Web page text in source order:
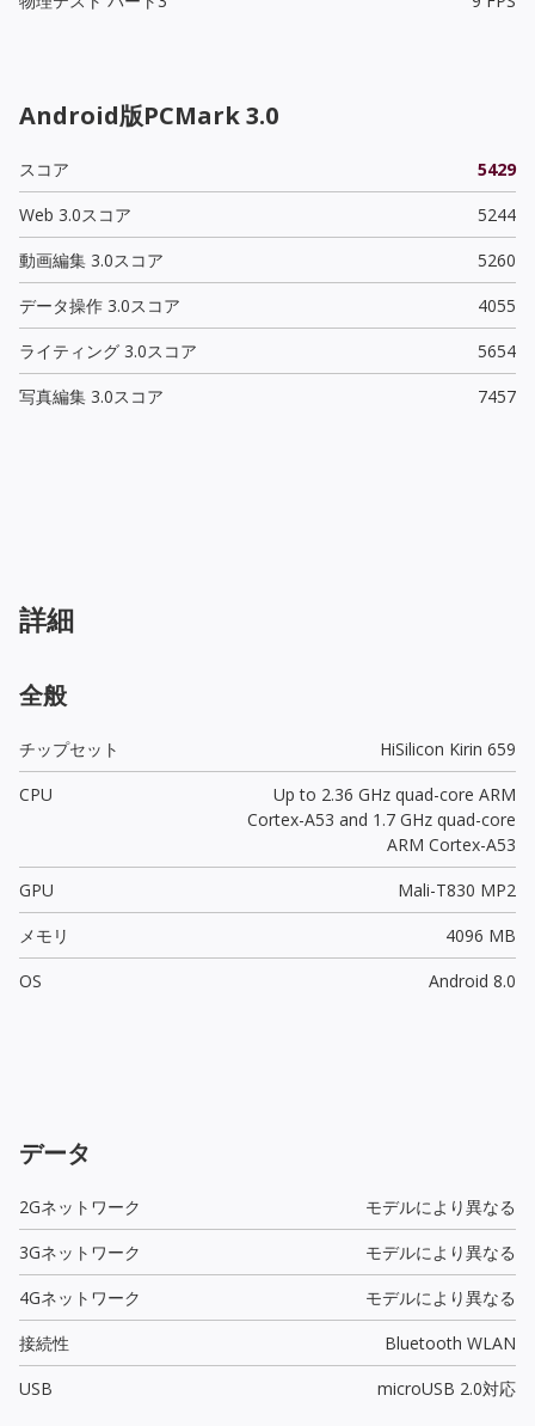
Android版PCMark 3.0
スコア
5429
Web 3.0スコア
5244
動画編集 3.0スコア
5260
データ操作 3.0スコア
4055
ライティング 3.0スコア
5654
写真編集 3.0スコア
7457
詳細
全般
チップセット
HiSilicon Kirin 659
CPU
Up to 2.36 GHz quad-core ARM
Cortex-A53 and 1.7 GHz quad-core
ARM Cortex-A53
GPU
Mali-T830 MP2
メモリ
4096 MB
OS
Android 8.0
データ
2Gネットワーク
モデルにより異なる
3Gネットワーク
モデルにより異なる
4Gネットワーク
モデルにより異なる
接続性
Bluetooth WLAN
USB
microUSB 2.0対応